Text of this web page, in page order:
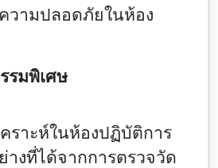
วามปลอดภัยในห้อง
รมพิเศษ
คราะห์ในห้องปฏิบัติการ
างที่ได้จากการตรวจวัด